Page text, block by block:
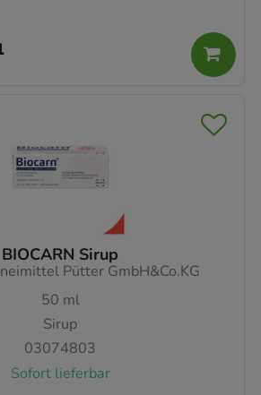
BIOCARN Sirup
Pütter GmbH&Co.KG
50 ml
Sirup
03074803
Sofort lieferbar